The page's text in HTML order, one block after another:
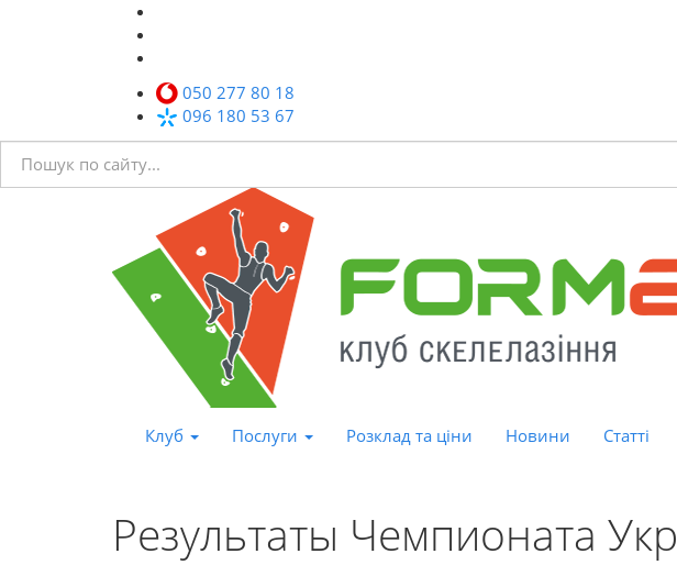
050 277 80 18
096 180 53 67
Клуб Послуги Розклад та ціни Новини Статті
Результаты Чемпионата